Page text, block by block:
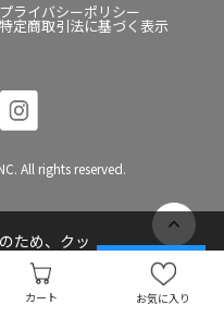
カート お気に入り
プライバシーポリシー
特定商取引法に基づく表示
All rights reserved.
ため、クッ
承諾する